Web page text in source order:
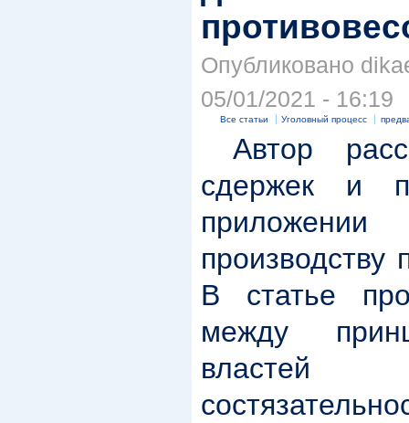
Опубликовано
05/01/2021 - 16:19
Все статьи Уголовный процесс
Автор
сдержек и
В статье
между
властей